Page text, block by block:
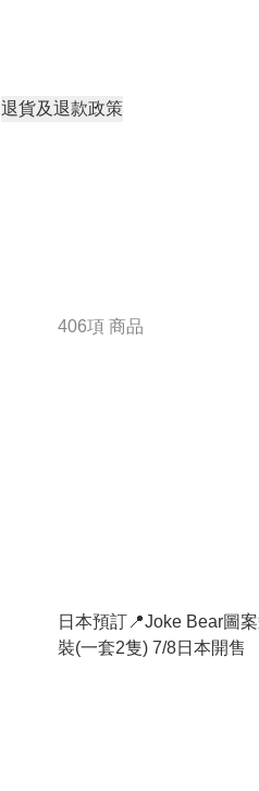
退貨及退款政策
406項 商品
日本預訂📍Joke Bear圖
裝(一套2隻) 7/8日本開售